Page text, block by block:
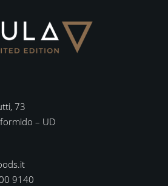
73
– UD
9140